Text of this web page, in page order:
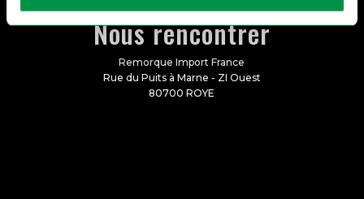
Nous rencontrer
Remorque Import France
Rue du Puits à Marne - ZI Ouest
80700 ROYE